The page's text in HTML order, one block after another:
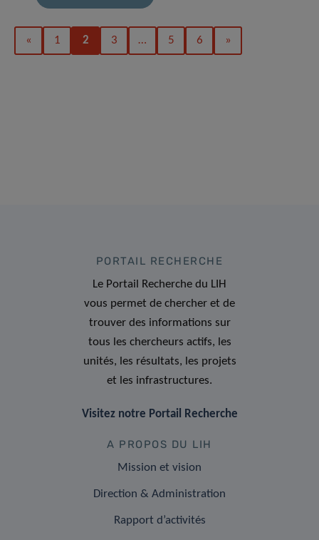
« 1 2 3 … 5 6 »
PORTAIL RECHERCHE
Le Portail Recherche du LIH
vous permet de chercher et de
trouver des informations sur
tous les chercheurs actifs, les
unités, les résultats, les projets
et les infrastructures.
Visitez notre Portail Recherche
A PROPOS DU LIH
Mission et vision
Direction & Administration
Rapport d’activités